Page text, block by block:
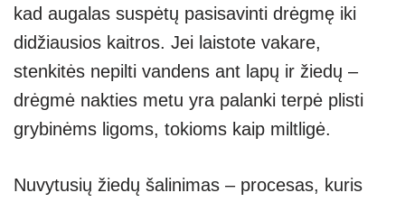
kad augalas suspėtų pasisavinti drėgmę iki
didžiausios kaitros. Jei laistote vakare,
stenkitės nepilti vandens ant lapų ir žiedų –
drėgmė nakties metu yra palanki terpė plisti
grybinėms ligoms, tokioms kaip miltligė.
Nuvytusių žiedų šalinimas – procesas, kuris